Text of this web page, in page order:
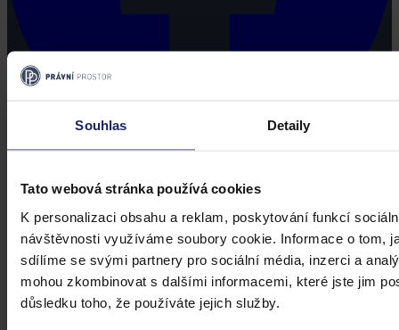
Souhlas Detaily
Tato webová stránka používá cookies
K personalizaci obsahu a reklam, poskytování funkcí
návštěvnosti využíváme soubory cookie. Informace o tom,
sdílíme se svými partnery pro sociální média, inzerci a
mohou zkombinovat s dalšími informacemi, které jste jim
důsledku toho, že používáte jejich služby.